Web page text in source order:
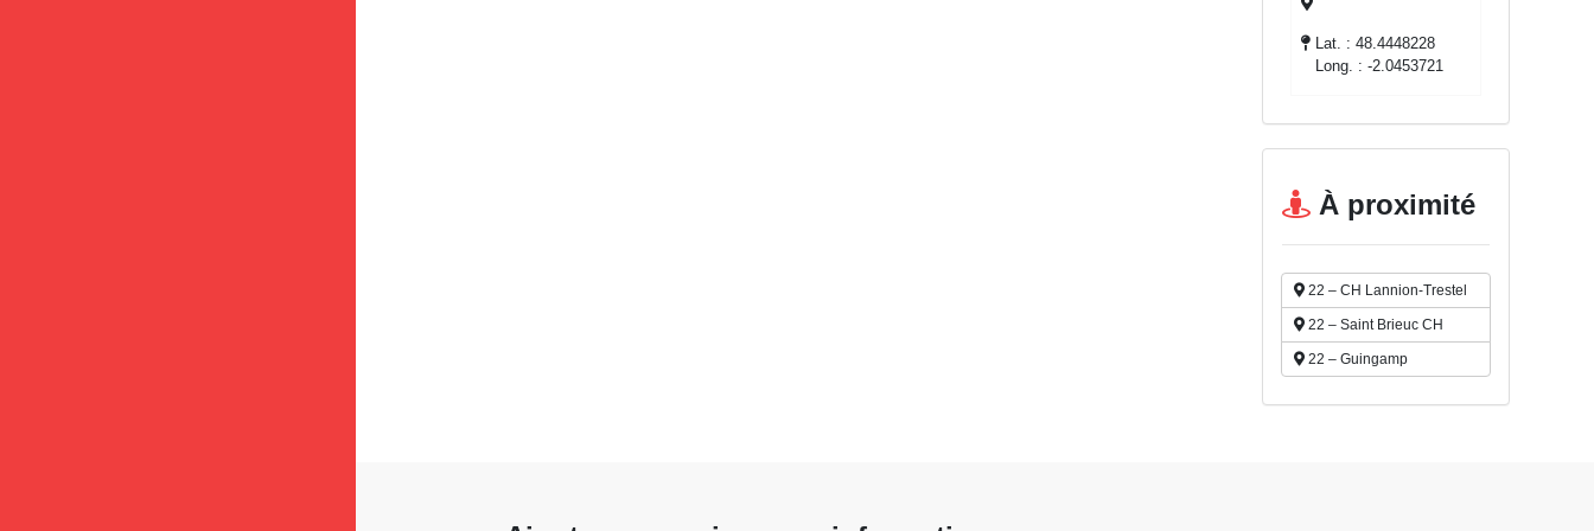
Lat. : 48.4448228
Long. : -2.0453721
À proximité
22 – CH Lannion-Trestel
22 – Saint Brieuc CH
22 – Guingamp